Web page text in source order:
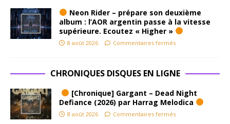
Neon Rider – prépare son deuxième
album : l’AOR argentin passe à la vitesse
supérieure. Ecoutez « Higher »
8 août 2026 Commentaires fermés
CHRONIQUES DISQUES EN LIGNE
[Chronique] Gargant – Dead Night
Defiance (2026) par Harrag Melodica
8 août 2026 Commentaires fermés